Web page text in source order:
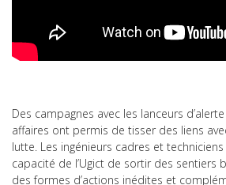
Des campagnes avec les lanceurs
affaires ont permis de tisser des liens
lutte. Les ingénieurs cadres et
capacité de l’Ugict de sortir des sentiers
des formes d’actions inédites et